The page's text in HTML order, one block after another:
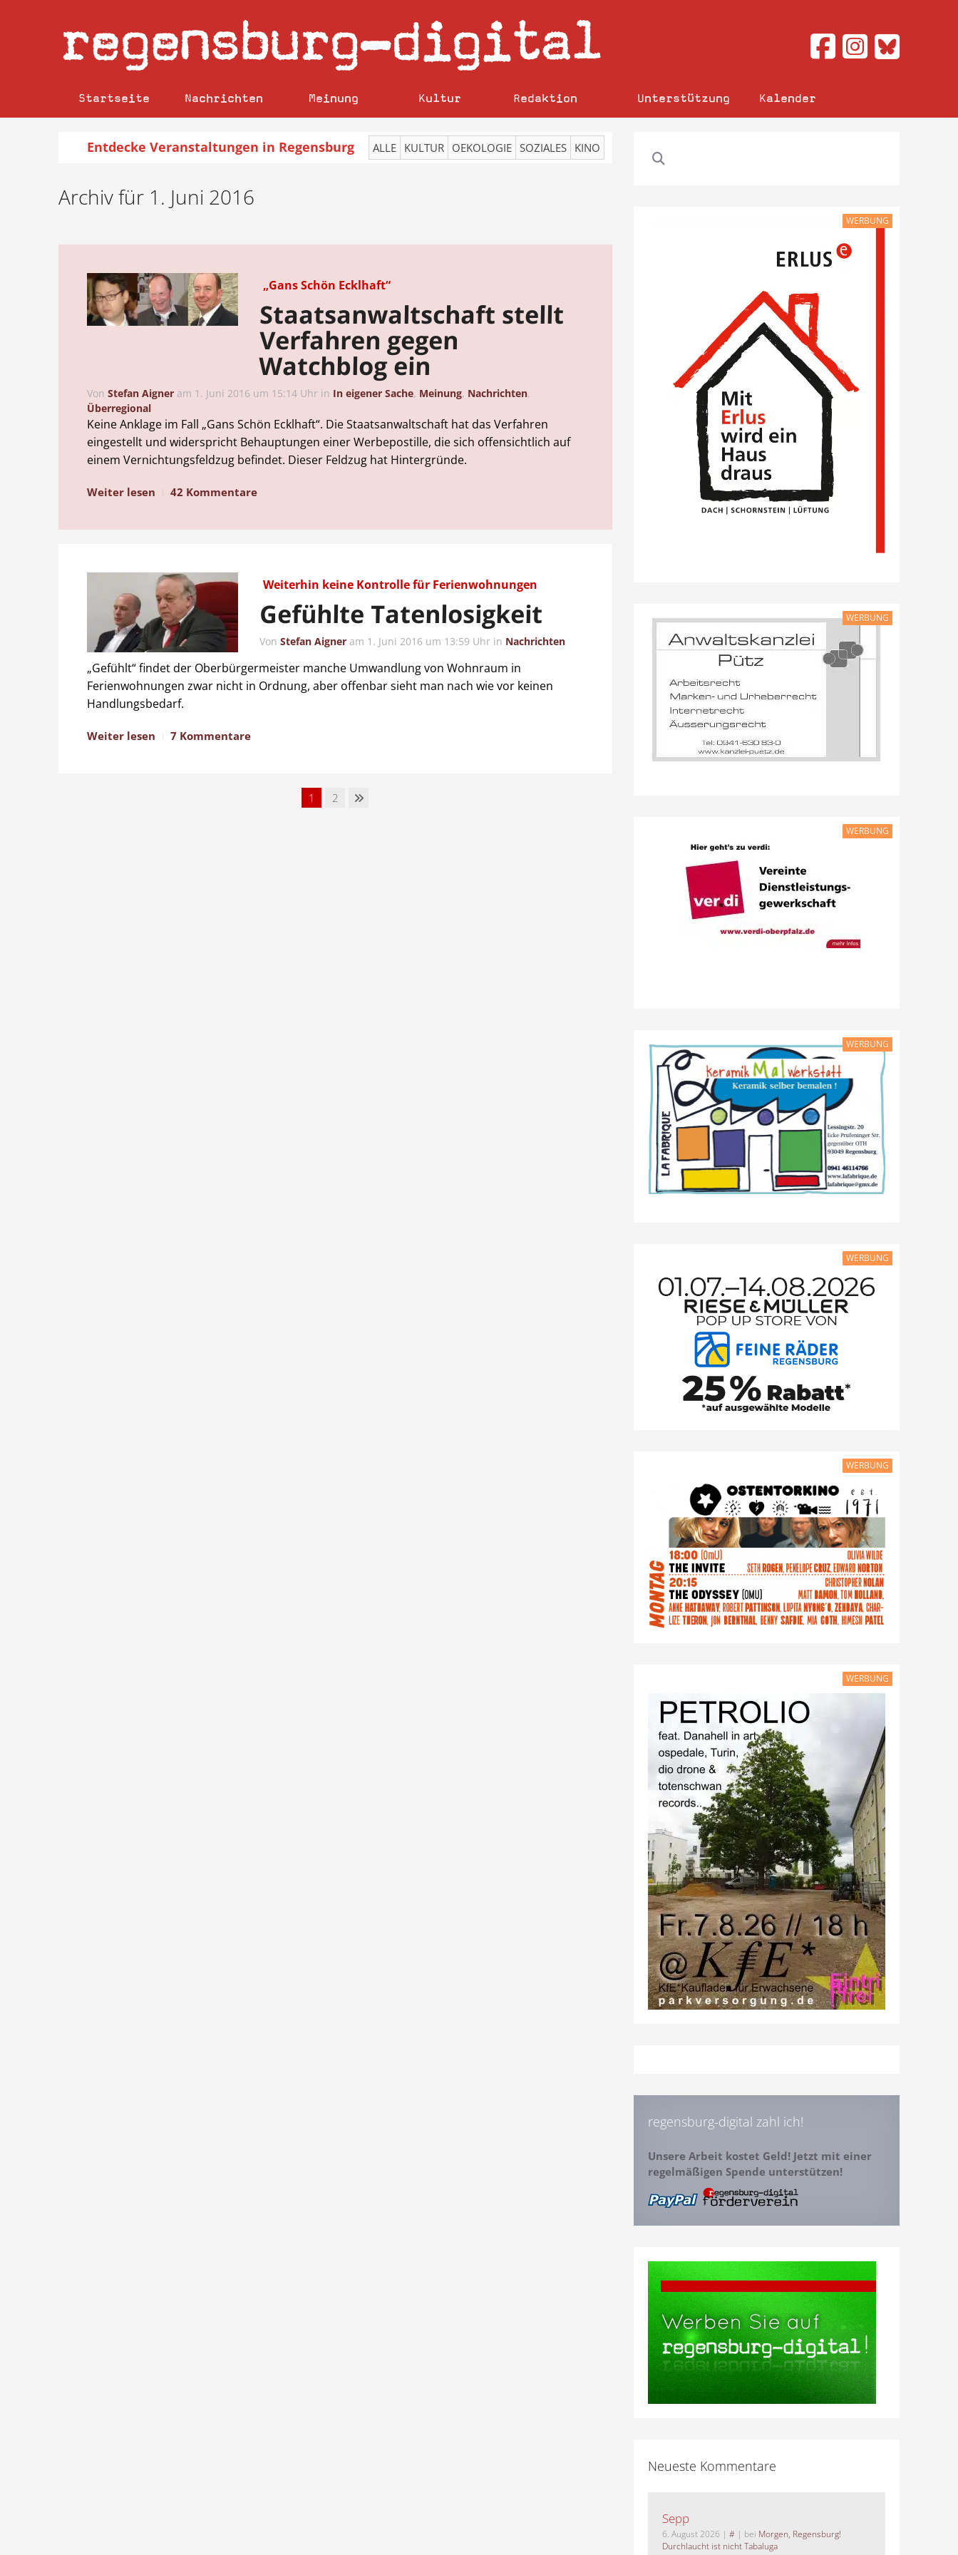
regensburg–digital
Startseite Nachrichten Meinung Kultur Redaktion Unterstützung Kalender
Entdecke Veranstaltungen in Regensburg ALLE KULTUR OEKOLOGIE SOZIALES KINO
Archiv für 1. Juni 2016
„Gans Schön Ecklhaft“
Staatsanwaltschaft stellt
Verfahren gegen
Watchblog ein
Von Stefan Aigner am 1. Juni 2016 um 15:14 Uhr in In eigener Sache, Meinung, Nachrichten,
Überregional
Keine Anklage im Fall „Gans Schön Ecklhaft“. Die Staatsanwaltschaft hat das Verfahren
eingestellt und widerspricht Behauptungen einer Werbepostille, die sich offensichtlich auf
einem Vernichtungsfeldzug befindet. Dieser Feldzug hat Hintergründe.
Weiter lesen 42 Kommentare
Weiterhin keine Kontrolle für Ferienwohnungen
Gefühlte Tatenlosigkeit
VonStefan Aigner am 1. Juni 2016 um 13:59 Uhr in Nachrichten
„Gefühlt“ findet der Oberbürgermeister manche Umwandlung von Wohnraum in
Ferienwohnungen zwar nicht in Ordnung, aber offenbar sieht man nach wie vor keinen
Handlungsbedarf.
Weiter lesen 7 Kommentare
1 2
WERBUNG
WERBUNG
WERBUNG
WERBUNG
WERBUNG
WERBUNG
WERBUNG
regensburg-digital zahl ich!
Unsere Arbeit kostet Geld! Jetzt mit einer
regelmäßigen Spende unterstützen!
Neueste Kommentare
Sepp
6. August 2026 | #| bei Morgen, Regensburg!
Durchlaucht ist nicht Tabaluga